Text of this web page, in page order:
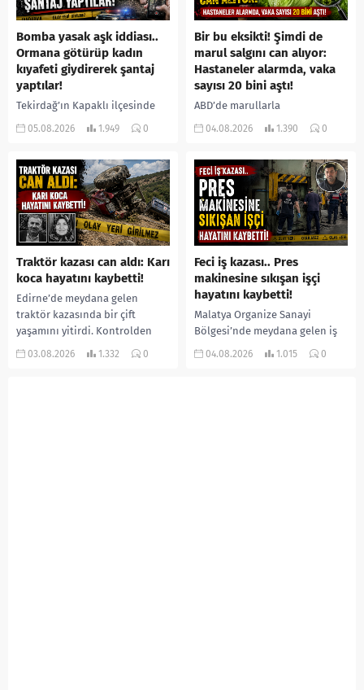
Bomba yasak aşk iddiası..
Ormana götürüp kadın
kıyafeti giydirerek şantaj
yaptılar!
Tekirdağ’ın Kapaklı ilçesinde
bir kişiyi, arkadaşının eşiyle
kadın kıyafetleri giydirdiği,
özür videosu çektirip...
05.08.2026 1.949 0
Bir bu eksikti! Şimdi de
marul salgını can alıyor:
Hastaneler alarmda, vaka
sayısı 20 bini aştı!
ABD’de marullarla
ilişkilendirilen siklospora
salgında vaka sayısının 20 bini
aştığı belirtilirken, sağlık...
04.08.2026 1.390 0
Traktör kazası can aldı: Karı
koca hayatını kaybetti!
Edirne’de meydana gelen
traktör kazasında bir çift
yaşamını yitirdi. Kontrolden
çıkarak devrilen traktörün
03.08.2026 1.332 0
Feci iş kazası.. Pres
makinesine sıkışan işçi
hayatını kaybetti!
Malatya Organize Sanayi
Bölgesi’nde meydana gelen iş
kazasında, pres makinesine
04.08.2026 1.015 0